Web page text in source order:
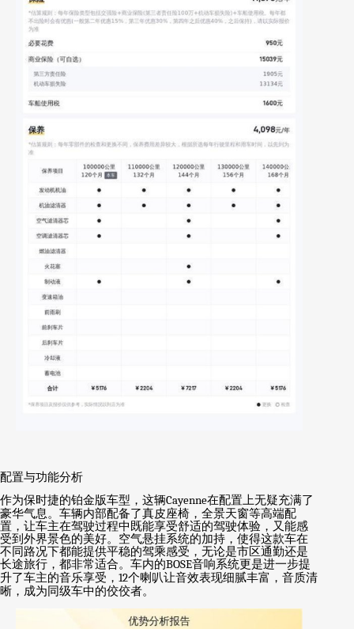
配置与功能分析
作为保时捷的铂金版车型，这辆Cayenne在配置上无疑充满了
豪华气息。车辆内部配备了真皮座椅，全景天窗等高端配
置，让车主在驾驶过程中既能享受舒适的驾驶体验，又能感
受到外界景色的美好。空气悬挂系统的加持，使得这款车在
不同路况下都能提供平稳的驾乘感受，无论是市区通勤还是
长途旅行，都非常适合。车内的BOSE音响系统更是进一步提
升了车主的音乐享受， 12个喇叭让音效表现细腻丰富，音质清
晰，成为同级车中的佼佼者。